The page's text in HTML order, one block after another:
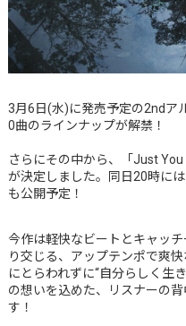
3⽉6⽇(水)に発売予定の2ndア
0曲のラインナップが解禁！
さらにその中から、「Just
が決定しました。同日20時に
も公開予定！
今作は軽快なビートとキャッ
り交じる、アップテンポで爽
にとらわれずに“自分らしく生
の想いを込めた、リスナーの
す！